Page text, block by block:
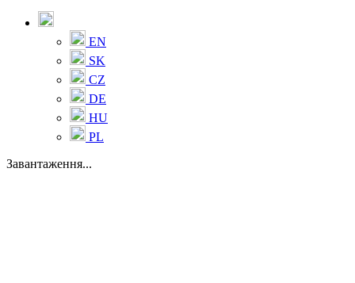
EN
SK
CZ
DE
HU
PL
Завантаження...